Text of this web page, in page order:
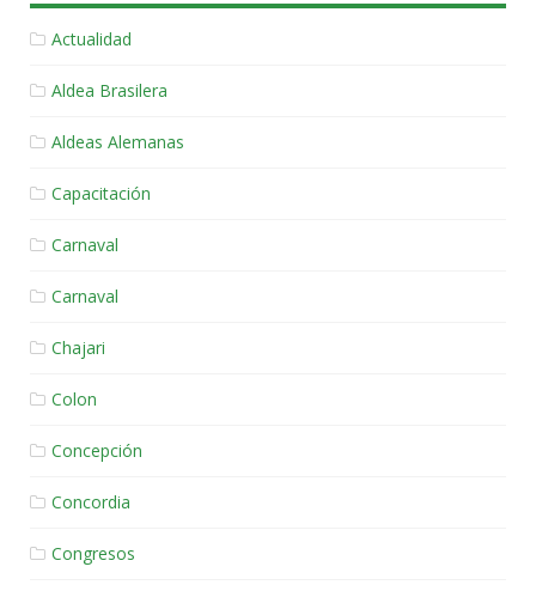
Actualidad
Aldea Brasilera
Aldeas Alemanas
Capacitación
Carnaval
Carnaval
Chajari
Colon
Concepción
Concordia
Congresos